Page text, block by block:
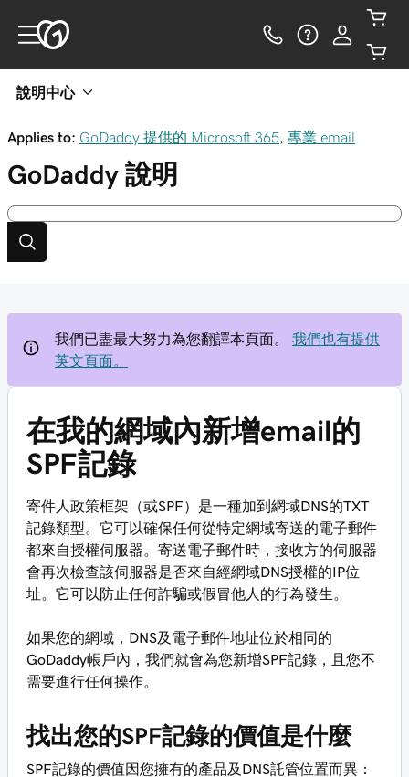
說明中心
Applies to: GoDaddy 提供的 Microsoft 365 專業 email
GoDaddy 說明
我們已盡最大努力為您翻譯本頁面。
我們也有提供
英文頁面。
在我的網域內新增email的
SPF記錄
寄件人政策框架（或SPF）是一種加到網域DNS的TXT
記錄類型。它可以確保任何從特定網域寄送的電子郵件
都來自授權伺服器。寄送電子郵件時，接收方的伺服器
會再次檢查該伺服器是否來自經網域DNS授權的IP位
址。它可以防止任何詐騙或假冒他人的行為發生。
如果您的網域，DNS及電子郵件地址位於相同的
GoDaddy帳戶內，我們就會為您新增SPF記錄，且您不
需要進行任何操作。
找出您的SPF記錄的價值是什麼
SPF記錄的價值因您擁有的產品及DNS託管位置而異：